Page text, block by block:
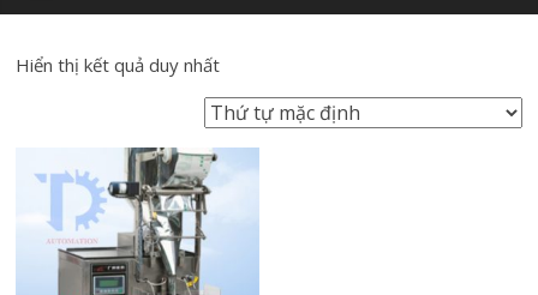
Hiển thị kết quả duy nhất